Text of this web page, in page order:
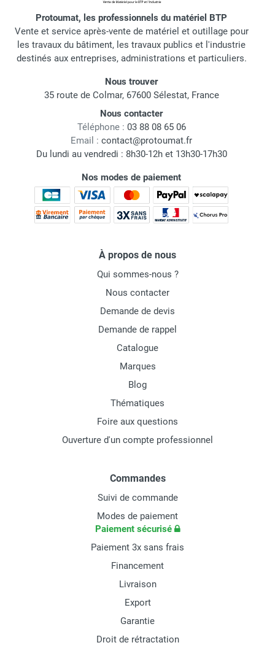
Protoumat, les professionnels du matériel BTP
Vente et service après-vente de matériel et outillage pour
les travaux du bâtiment, les travaux publics et l'industrie
destinés aux entreprises, administrations et particuliers.
Nous trouver
35 route de Colmar, 67600 Sélestat, France
Nous contacter
Téléphone : 03 88 08 65 06
Email : contact@protoumat.fr
Du lundi au vendredi : 8h30-12h et 13h30-17h30
Nos modes de paiement
À propos de nous
Qui sommes-nous ?
Nous contacter
Demande de devis
Demande de rappel
Catalogue
Marques
Blog
Thématiques
Foire aux questions
Ouverture d'un compte professionnel
Commandes
Suivi de commande
Modes de paiement
Paiement sécurisé
Paiement 3x sans frais
Financement
Livraison
Export
Garantie
Droit de rétractation